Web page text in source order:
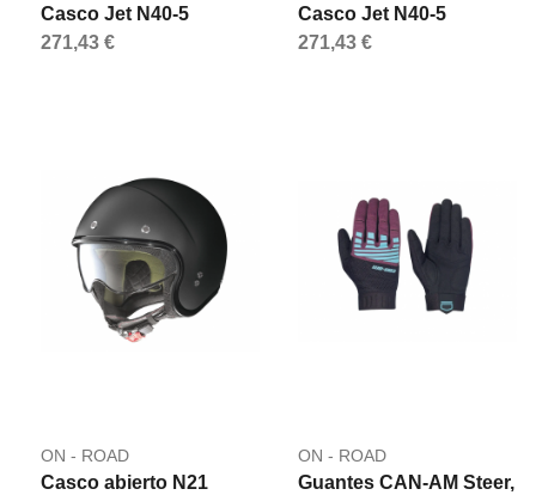
Casco Jet N40-5
271,43 €
Casco Jet N40-5
271,43 €
ON - ROAD
Casco abierto N21
ON - ROAD
Guantes CAN-AM Steer,